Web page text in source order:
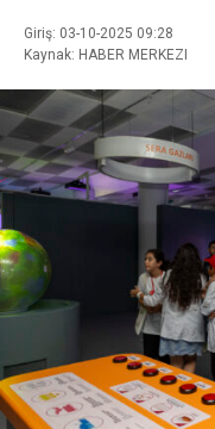
Giriş: 03-10-2025 09:28
Kaynak: HABER MERKEZI